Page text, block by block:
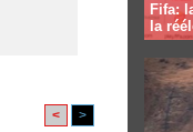
< >
Fifa:
la